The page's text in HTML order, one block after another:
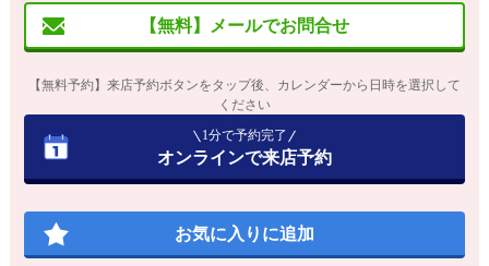
【無料】メールでお問合せ
【無料予約】来店予約ボタンをタップ後、カレンダーから日時を選択して
ください
1分で予約完了
オンラインで来店予約
お気に入りに追加